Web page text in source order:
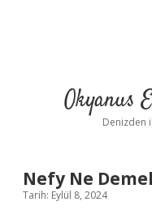
Okyanus
Denizden
Nefy Ne
Tarih: Eylül 8, 2024